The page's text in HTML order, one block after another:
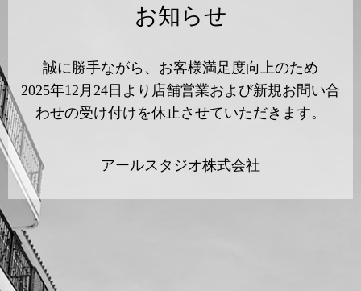
お知らせ
誠に勝手ながら、お客様満足度向上のため
2025年12月24日より店舗営業および新規お問い合
わせの受け付けを休止させていただきます。
アールスタジオ株式会社